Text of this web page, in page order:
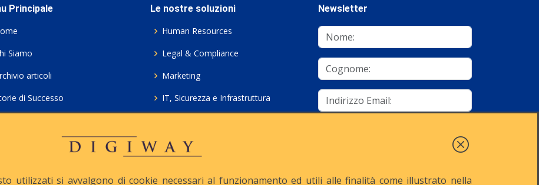
Principale
Siamo
articoli
di Successo
Le nostre soluzioni
Human Resources
Legal & Compliance
Marketing
IT, Sicurezza e Infrastruttura
Consulenza ICT e Licenze
Newsletter
utilizzati si avvalgono di cookie necessari al funzionamento ed utili alle finalità come illustrato nella